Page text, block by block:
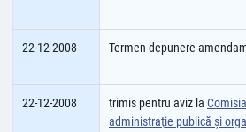
22-12-2008 Termen depunere
22-12-2008 trimis pentru aviz la
administraţie publică şi